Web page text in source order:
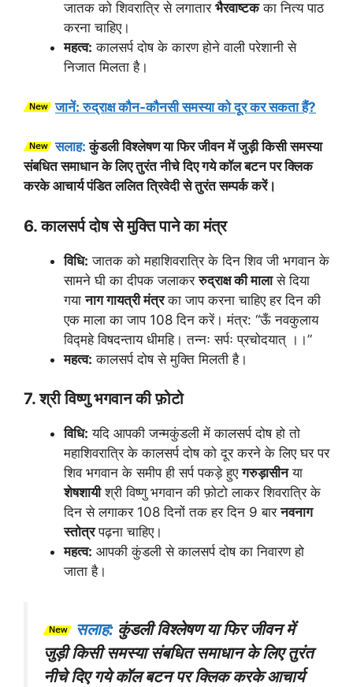
जातक को शिवरात्रि से लगातार भैरवाष्टकका नित्य पाठ
करना चाहिए।
महत्व: कालसर्प दोष के कारण होने वाली परेशानी से
निजात मिलता है।
जानें: रुद्राक्ष कौन-कौनसी समस्या को दूर कर सकता हैं?
सलाह: कुंडली विश्लेषण या फिर जीवन में जुड़ी किसी समस्या
संबधित समाधान के लिए तुरंत नीचे दिए गये कॉल बटन पर क्लिक
करके आचार्य पंडित ललित त्रिवेदी से तुरंत सम्पर्क करें।
6. कालसर्प दोष से मुक्ति पाने का मंत्र
विधि: जातक को महाशिवरात्रि के दिन शिव जी भगवान के
सामने घी का दीपक जलाकररुद्राक्ष की मालासे दिया
गयानाग गायत्री मंत्रका जाप करना चाहिए हर दिन की
एक माला का जाप 108 दिन करें। मंत्र: “ऊँ नवकुलाय
विद्महे विषदन्ताय धीमहि। तन्नः सर्पः प्रचोदयात् ।।”
महत्व: कालसर्प दोष से मुक्ति मिलती है।
7. श्री विष्णु भगवान की फ़ोटो
विधि: यदि आपकी जन्मकुंडली में कालसर्प दोष हो तो
महाशिवरात्रि के कालसर्प दोष को दूर करने के लिए घर पर
शिव भगवान के समीप ही सर्प पकड़े हुएगरुड़ासीनया
शेषशायीश्री विष्णु भगवान की फ़ोटो लाकर शिवरात्रि के
दिन से लगाकर 108 दिनों तक हर दिन 9 बारनवनाग
स्तोत्रपढ़ना चाहिए।
महत्व: आपकी कुंडली से कालसर्प दोष का निवारण हो
जाता है।
सलाह: कुंडली विश्लेषण या फिर जीवन में
जुड़ी किसी समस्या संबधित समाधान के लिए तुरंत
नीचे दिए गये कॉल बटन पर क्लिक करके आचार्य